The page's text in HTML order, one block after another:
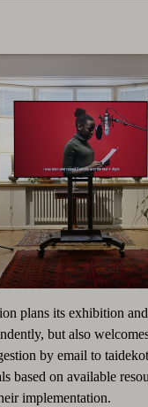
plans its exhibition
but also
by email to
based on available
implementation.